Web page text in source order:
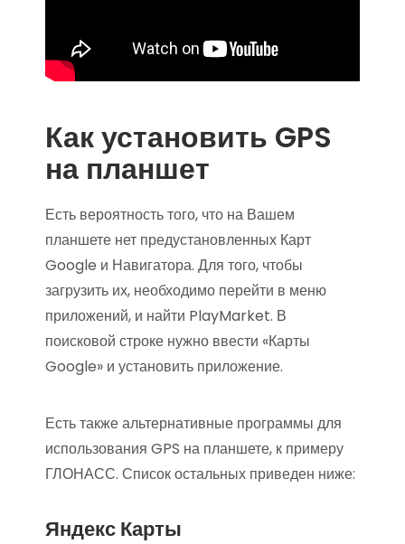
Как установить GPS
на планшет
Есть вероятность того, что на Вашем
планшете нет предустановленных Карт
Google и Навигатора. Для того, чтобы
загрузить их, необходимо перейти в меню
приложений, и найти PlayMarket. В
поисковой строке нужно ввести «Карты
Google» и установить приложение.
Есть также альтернативные программы для
использования GPS на планшете, к примеру
ГЛОНАСС. Список остальных приведен ниже:
Яндекс Карты